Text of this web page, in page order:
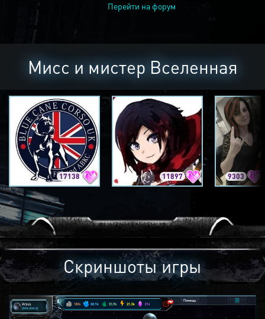
Перейти на форум
Мисс и мистер Вселенная
17138 11897 9303
Скриншоты игры